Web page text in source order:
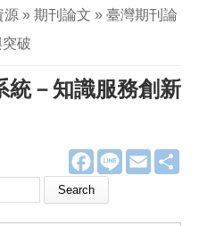
» 期刊論文 » 臺灣期刊論
破
統－知識服務創新
F
a
e
L
E
m